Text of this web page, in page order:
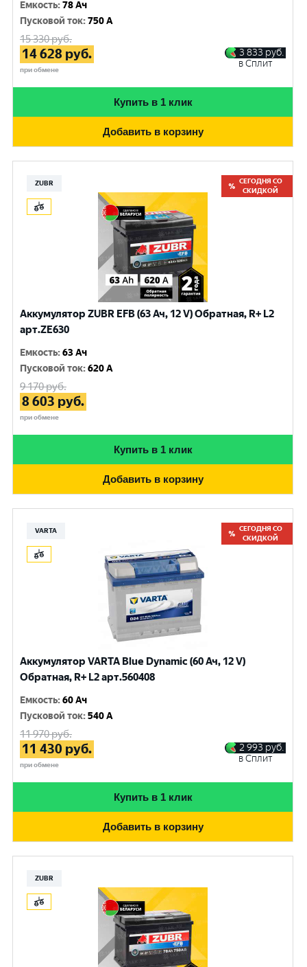
Емкость:78 Ач
Пусковой ток:750 A
15 330руб.
14 628 руб.
при обмене
3 833 руб.
в Сплит
Купить в 1 клик
Добавить в корзину
ZUBR
СЕГОДНЯ СО
СКИДКОЙ
Аккумулятор ZUBR EFB (63 Ач, 12 V) Обратная, R+ L2
арт.ZE630
Емкость:63 Ач
Пусковой ток:620 A
9 170руб.
8 603 руб.
при обмене
Купить в 1 клик
Добавить в корзину
VARTA
СЕГОДНЯ СО
СКИДКОЙ
Аккумулятор VARTA Blue Dynamic (60 Ач, 12 V)
Обратная, R+ L2 арт.560408
Емкость:60 Ач
Пусковой ток:540 A
11 970руб.
11 430 руб.
при обмене
2 993 руб.
в Сплит
Купить в 1 клик
Добавить в корзину
ZUBR